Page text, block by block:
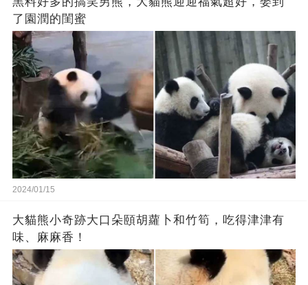
了園潤的閨蜜
2024/01/15
大貓熊小奇跡大口朵頤胡蘿卜和竹筍，吃得津津有
味、麻麻香！